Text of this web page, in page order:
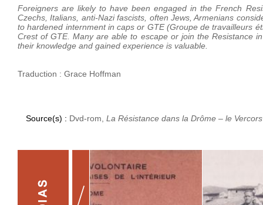
Foreigners are likely to have been engaged in the French
Czechs, Italians, anti-Nazi fascists, often Jews, Armenians
to hardened internment in caps or GTE (Groupe de travailleurs
Crest of GTE. Many are able to escape or join the Resistance
their knowledge and gained experience is valuable.
Traduction : Grace Hoffman
Source(s) : Dvd-rom, La Résistance dans la Drôme – le Vercors